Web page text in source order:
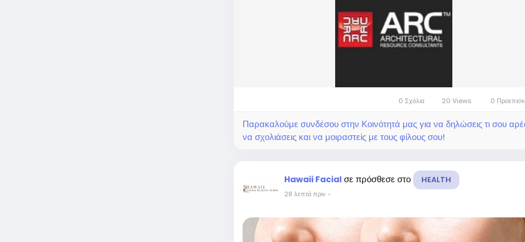
0 Σχόλια 20 Views 0
Παρακαλούμε συνδέσου στην Κοινότητά μας για να δηλώσεις τι σου
να σχολιάσεις και να μοιραστείς με τους φίλους σου!
Hawaii Facial σε πρόσθεσε στο HEALTH
28 λεπτά πριν -